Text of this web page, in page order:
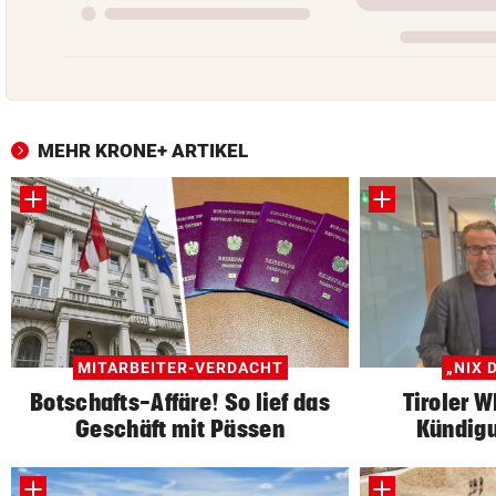
MEHR KRONE+ ARTIKEL
MITARBEITER-VERDACHT
Botschafts-Affäre! So lief das
Geschäft mit Pässen
„NIX
Tiroler